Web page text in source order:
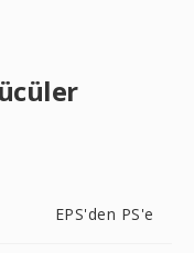
EPS'den PS'e